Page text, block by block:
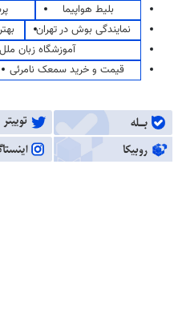
بلیط هواپیما
نمایندگی بوش در تهران
آموزشگاه زبان ملل
قیمت و خرید سمعک نامرئی